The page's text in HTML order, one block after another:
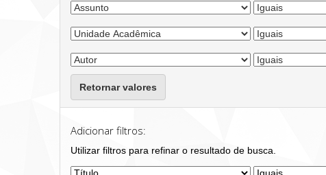
Retornar valores
Adicionar filtros:
Utilizar filtros para refinar o resultado de busca.